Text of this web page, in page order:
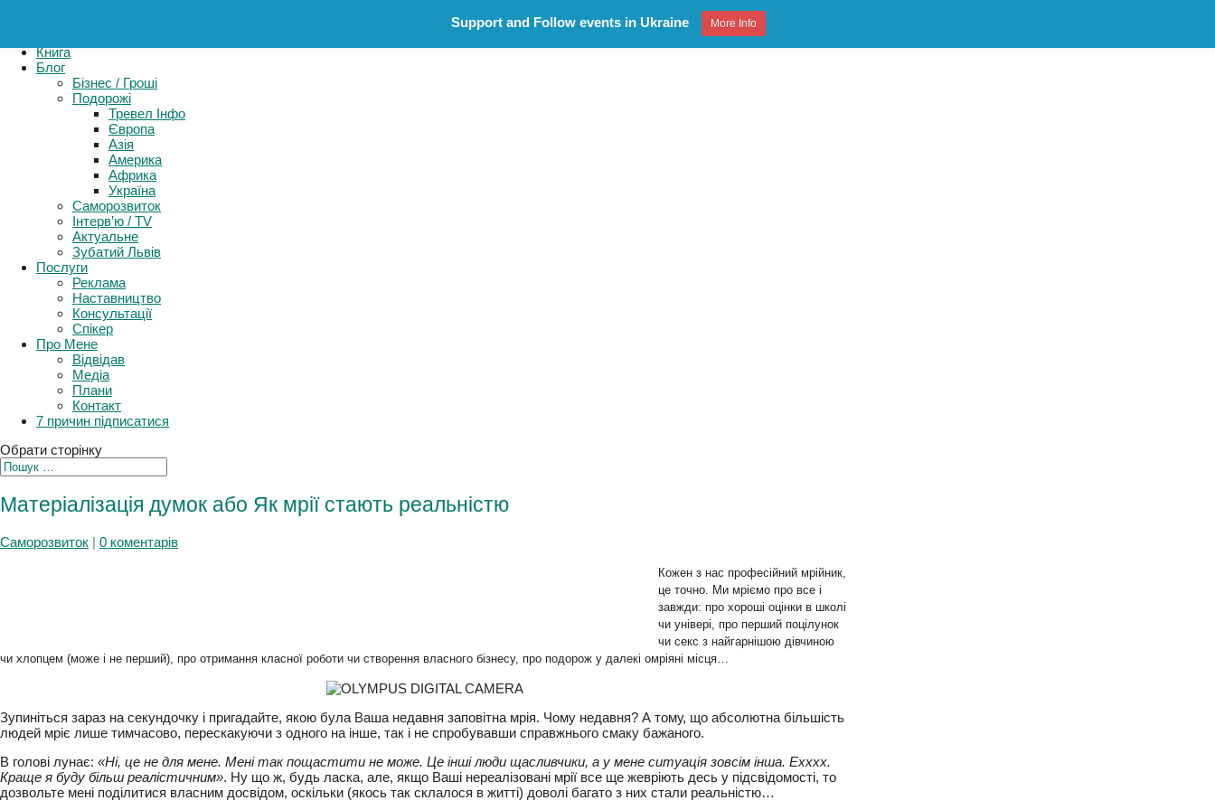
Книга
Блог
Бізнес / Гроші
Подорожі
Тревел Інфо
Європа
Азія
Америка
Африка
Україна
Саморозвиток
Інтерв’ю / TV
Актуальне
Зубатий Львів
Послуги
Реклама
Наставництво
Консультації
Спікер
Про Мене
Відвідав
Медіа
Плани
Контакт
7 причин підписатися
Обрати сторінку
Кожен з нас професійний мрійник,
це точно. Ми мріємо про все і
завжди: про хороші оцінки в
школі чи універі, про перший
поцілунок чи секс з найгарнішою
дівчиною чи хлопцем (може і не перший), про отримання класної роботи чи створення власного бізнесу, про подорож у далекі омріяні місця…
Зупиніться зараз на секундочку і пригадайте, якою була Ваша недавня заповітна мрія. Чому недавня? А тому, що абсолютна більшість
людей мріє лише тимчасово, перескакуючи з одного на інше, так і не спробувавши справжнього смаку бажаного.
В голові лунає: «Ні, це не для мене. Мені так пощастити не може. Це інші люди щасливчики, а у мене ситуація зовсім інша. Ехххх.
Support and Follow events in Ukraine More Info